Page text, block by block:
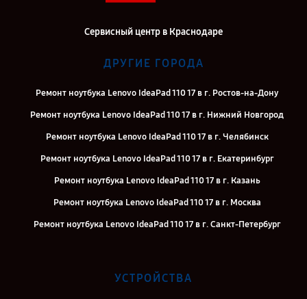
Сервисный центр в Краснодаре
ДРУГИЕ ГОРОДА
Ремонт ноутбука Lenovo IdeaPad 110 17 в г. Ростов-на-Дону
Ремонт ноутбука Lenovo IdeaPad 110 17 в г. Нижний Новгород
Ремонт ноутбука Lenovo IdeaPad 110 17 в г. Челябинск
Ремонт ноутбука Lenovo IdeaPad 110 17 в г. Екатеринбург
Ремонт ноутбука Lenovo IdeaPad 110 17 в г. Казань
Ремонт ноутбука Lenovo IdeaPad 110 17 в г. Москва
Ремонт ноутбука Lenovo IdeaPad 110 17 в г. Санкт-Петербург
УСТРОЙСТВА